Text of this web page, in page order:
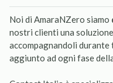
Noi di AmaraNZero siamo
nostri clienti una
accompagnandoli
aggiunto ad ogni fase